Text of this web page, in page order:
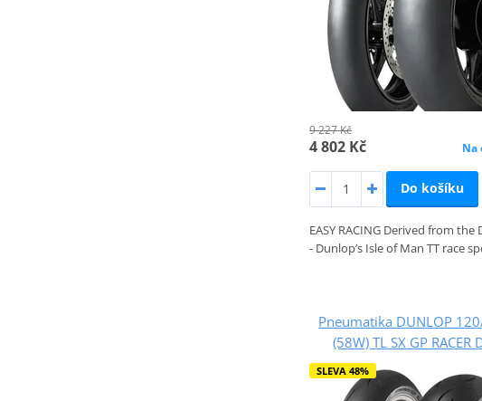
9 227 Kč
4 802 Kč Na
Do košíku
EASY RACING Derived from the
- Dunlop’s Isle of Man TT race
Pneumatika DUNLOP
(58W) TL SX GP RACER
SLEVA 48%